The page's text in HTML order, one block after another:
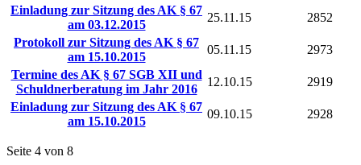
Einladung zur Sitzung des AK § 67
am 03.12.2015
25.11.15
2852
Protokoll zur Sitzung des AK § 67
am 15.10.2015
05.11.15
2973
Termine des AK § 67 SGB XII und
Schuldnerberatung im Jahr 2016
12.10.15
2919
Einladung zur Sitzung des AK § 67
am 15.10.2015
09.10.15 2928
Seite 4 von 8